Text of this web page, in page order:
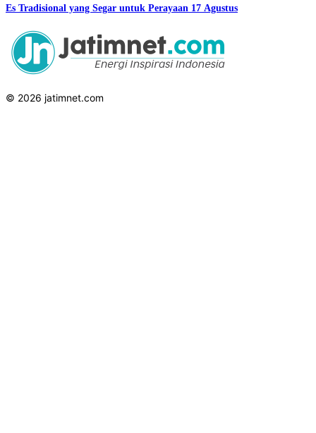
Es Tradisional yang Segar untuk Perayaan 17 Agustus
© 2026 jatimnet.com